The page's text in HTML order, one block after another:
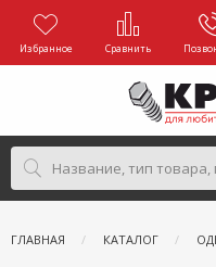
Избранное Сравнить
ГЛАВНАЯ КАТАЛОГ